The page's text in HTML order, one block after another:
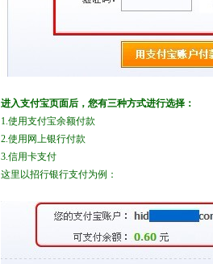
进入支付宝页面后，您有三种方式进行选择：
1.使用支付宝余额付款
2.使用网上银行付款
3.信用卡支付
这里以招行银行支付为例：